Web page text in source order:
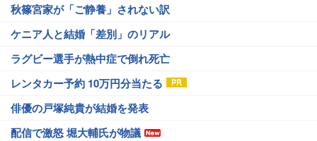
秋篠宮家が「ご静養」されない訳
ケニア人と結婚「差別」のリアル
ラグビー選手が熱中症で倒れ死亡
レンタカー予約 10万円分当たる
俳優の戸塚純貴が結婚を発表
配信で激怒 堀大輔氏が物議